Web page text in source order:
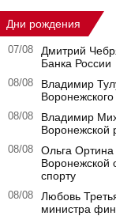
Дни рождения
07/08
Дмитрий
Банка России
08/08
Владимир
Воронежского
08/08
Владимир
Воронежской
08/08
Ольга Ортина
Воронежской
спорту
08/08
Любовь
министра